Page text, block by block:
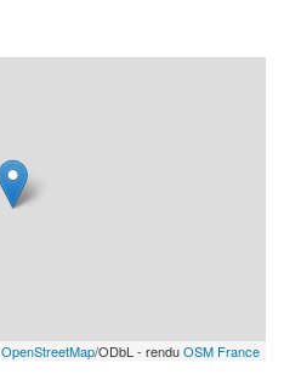
OpenStreetMap/ODbL - renduOSM France